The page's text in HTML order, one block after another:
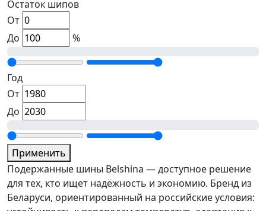
Остаток шипов
От
До
%
Год
От
До
Применить
Подержанные шины Belshina — доступное решение
для тех, кто ищет надёжность и экономию. Бренд из
Беларуси, ориентированный на российские условия: